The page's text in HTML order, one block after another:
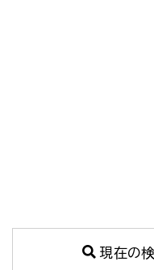
現在の